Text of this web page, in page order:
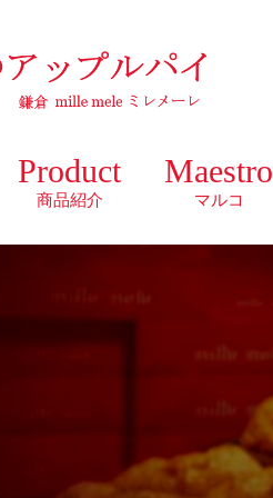
Product
商品紹介
Maestro
マルコ